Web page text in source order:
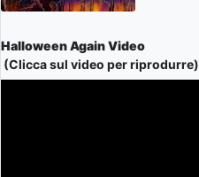
Halloween Again Video
(Clicca sul video per riprodurre)